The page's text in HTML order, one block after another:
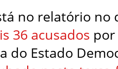
no relatório no
36 acusados por
do Estado